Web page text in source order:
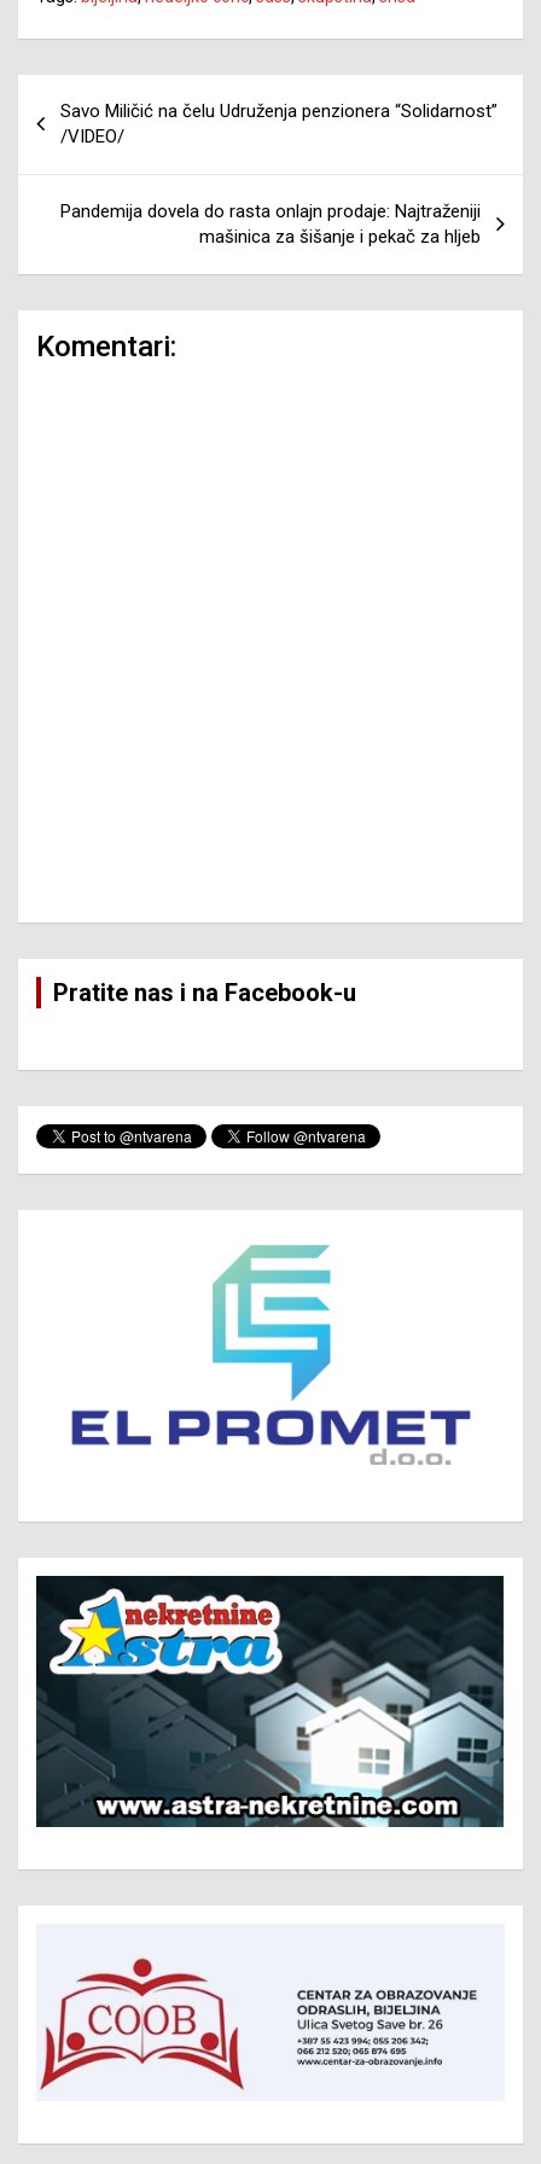
članaka
Savo Miličić na čelu Udruženja penzionera “Solidarnost”
/VIDEO/
Pandemija dovela do rasta onlajn prodaje: Najtraženiji
mašinica za šišanje i pekač za hljeb
Komentari:
Pratite nas i na Facebook-u